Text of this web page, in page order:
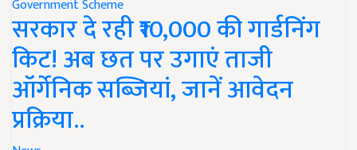
Government Scheme
सरकार दे रही ₹10,000 की गार्डनिंग
किट! अब छत पर उगाएं ताजी
ऑर्गेनिक सब्जियां, जानें आवेदन
प्रक्रिया..